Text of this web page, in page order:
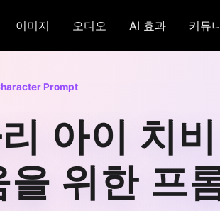
이미지 오디오 AI 효과 커뮤
Prompt
아이 치
위한 프